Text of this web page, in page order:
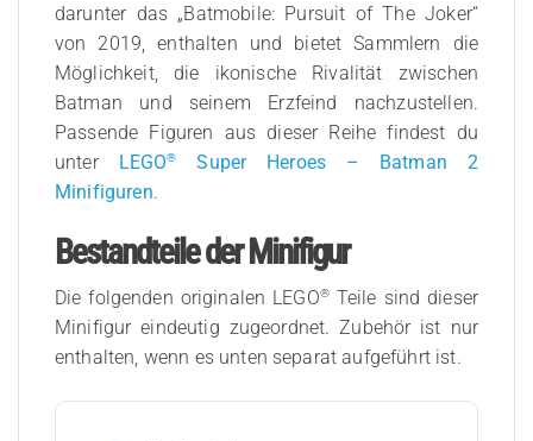
darunter das „Batmobile: Pursuit of The Joker“
von 2019, enthalten und bietet Sammlern die
Möglichkeit, die ikonische Rivalität zwischen
Batman und seinem Erzfeind nachzustellen.
Passende Figuren aus dieser Reihe findest du
unter LEGO®
Super Heroes – Batman 2
Minifiguren.
Bestandteile der Minifigur
Die folgenden originalen LEGO®Teile sind dieser
Minifigur eindeutig zugeordnet. Zubehör ist nur
enthalten, wenn es unten separat aufgeführt ist.